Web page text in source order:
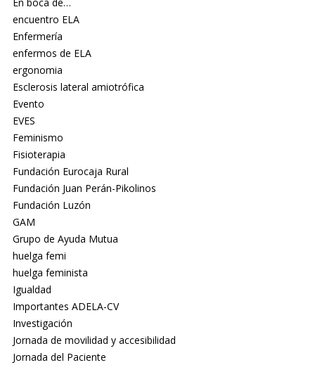
encuentro ELA
Enfermería
enfermos de ELA
ergonomia
Esclerosis lateral amiotrófica
Evento
EVES
Feminismo
Fisioterapia
Fundación Eurocaja Rural
Fundación Juan Perán-Pikolinos
Fundación Luzón
GAM
Grupo de Ayuda Mutua
huelga femi
huelga feminista
Igualdad
Importantes ADELA-CV
Investigación
Jornada de movilidad y accesibilidad
Jornada del Paciente